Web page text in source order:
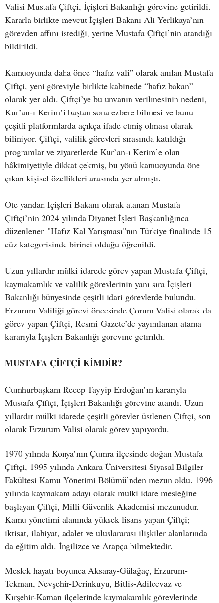
Valisi Mustafa Çiftçi, İçişleri Bakanlığı görevine getirildi.
Kararla birlikte mevcut İçişleri Bakanı Ali Yerlikaya’nın
görevden affını istediği, yerine Mustafa Çiftçi’nin atandığı
bildirildi.
Kamuoyunda daha önce “hafız vali” olarak anılan Mustafa
Çiftçi, yeni göreviyle birlikte kabinede “hafız bakan”
olarak yer aldı. Çiftçi’ye bu unvanın verilmesinin nedeni,
Kur’an-ı Kerim’i baştan sona ezbere bilmesi ve bunu
çeşitli platformlarda açıkça ifade etmiş olması olarak
biliniyor. Çiftçi, valilik görevleri sırasında katıldığı
programlar ve ziyaretlerde Kur’an-ı Kerim’e olan
hâkimiyetiyle dikkat çekmiş, bu yönü kamuoyunda öne
çıkan kişisel özellikleri arasında yer almıştı.
Öte yandan İçişleri Bakanı olarak atanan Mustafa
Çiftçi’nin 2024 yılında Diyanet İşleri Başkanlığınca
düzenlenen "Hafız Kal Yarışması"nın Türkiye finalinde 15
cüz kategorisinde birinci olduğu öğrenildi.
Uzun yıllardır mülki idarede görev yapan Mustafa Çiftçi,
kaymakamlık ve valilik görevlerinin yanı sıra İçişleri
Bakanlığı bünyesinde çeşitli idari görevlerde bulundu.
Erzurum Valiliği görevi öncesinde Çorum Valisi olarak da
görev yapan Çiftçi, Resmi Gazete’de yayımlanan atama
kararıyla İçişleri Bakanlığı görevine getirildi.
MUSTAFA ÇİFTÇİ KİMDİR?
Cumhurbaşkanı Recep Tayyip Erdoğan’ın kararıyla
Mustafa Çiftçi, İçişleri Bakanlığı görevine atandı. Uzun
yıllardır mülki idarede çeşitli görevler üstlenen Çiftçi, son
olarak Erzurum Valisi olarak görev yapıyordu.
1970 yılında Konya’nın Çumra ilçesinde doğan Mustafa
Çiftçi, 1995 yılında Ankara Üniversitesi Siyasal Bilgiler
Fakültesi Kamu Yönetimi Bölümü’nden mezun oldu. 1996
yılında kaymakam adayı olarak mülki idare mesleğine
başlayan Çiftçi, Milli Güvenlik Akademisi mezunudur.
Kamu yönetimi alanında yüksek lisans yapan Çiftçi;
iktisat, ilahiyat, adalet ve uluslararası ilişkiler alanlarında
da eğitim aldı. İngilizce ve Arapça bilmektedir.
Meslek hayatı boyunca Aksaray-Gülağaç, Erzurum-
Tekman, Nevşehir-Derinkuyu, Bitlis-Adilcevaz ve
Kırşehir-Kaman ilçelerinde kaymakamlık görevlerinde